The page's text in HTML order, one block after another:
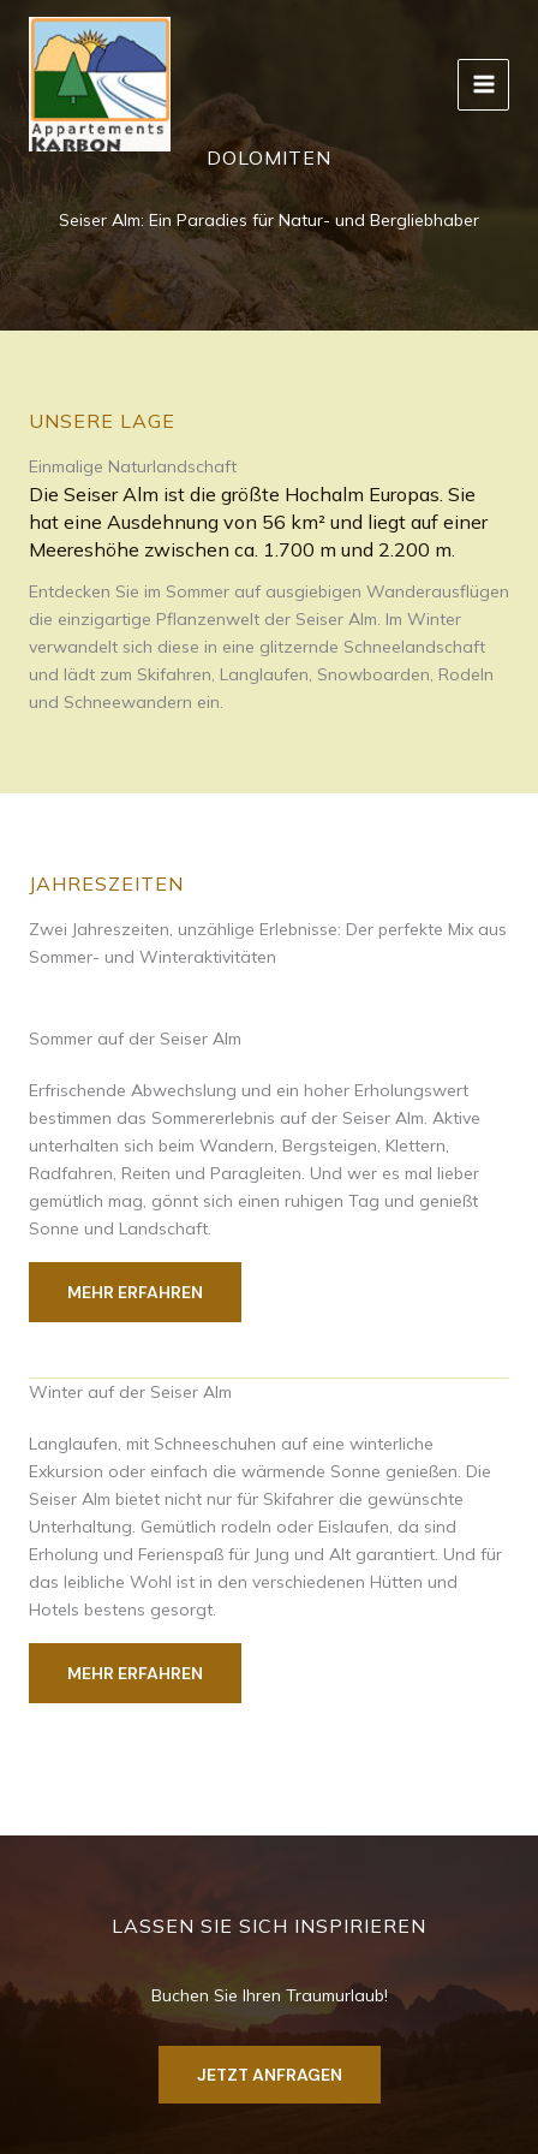
Zum
springen
DOLOMITEN
Seiser Alm: Ein Paradies für Natur- und Bergliebhaber
UNSERE LAGE
Einmalige Naturlandschaft
Die Seiser Alm ist die größte Hochalm Europas. Sie
hat eine Ausdehnung von 56 km² und liegt auf einer
Meereshöhe zwischen ca. 1.700 m und 2.200 m.
Entdecken Sie im Sommer auf ausgiebigen Wanderausflügen
die einzigartige Pflanzenwelt der Seiser Alm. Im Winter
verwandelt sich diese in eine glitzernde Schneelandschaft
und lädt zum Skifahren, Langlaufen, Snowboarden, Rodeln
und Schneewandern ein.
JAHRESZEITEN
Zwei Jahreszeiten, unzählige Erlebnisse: Der perfekte Mix aus
Sommer- und Winteraktivitäten
Sommer auf der Seiser Alm
Erfrischende Abwechslung und ein hoher Erholungswert
bestimmen das Sommererlebnis auf der Seiser Alm. Aktive
unterhalten sich beim Wandern, Bergsteigen, Klettern,
Radfahren, Reiten und Paragleiten. Und wer es mal lieber
gemütlich mag, gönnt sich einen ruhigen Tag und genießt
Sonne und Landschaft.
MEHR ERFAHREN
Winter auf der Seiser Alm
Langlaufen, mit Schneeschuhen auf eine winterliche
Exkursion oder einfach die wärmende Sonne genießen. Die
Seiser Alm bietet nicht nur für Skifahrer die gewünschte
Unterhaltung. Gemütlich rodeln oder Eislaufen, da sind
Erholung und Ferienspaß für Jung und Alt garantiert. Und für
das leibliche Wohl ist in den verschiedenen Hütten und
Hotels bestens gesorgt.
MEHR ERFAHREN
LASSEN SIE SICH INSPIRIEREN
Buchen Sie Ihren Traumurlaub!
JETZT ANFRAGEN